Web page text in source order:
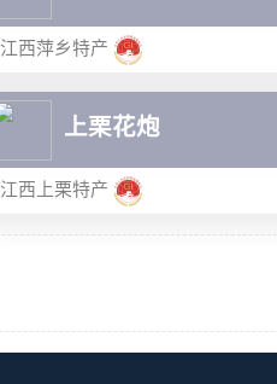
江西萍乡特产
上栗花炮
江西上栗特产